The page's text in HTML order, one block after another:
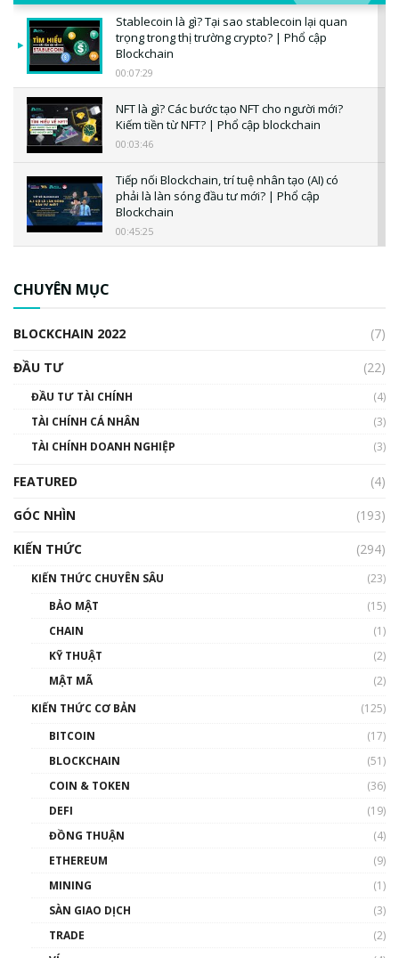
Stablecoin là gì? Tại sao stablecoin lại quan
trọng trong thị trường crypto? | Phổ cập
Blockchain
00:07:29
NFT là gì? Các bước tạo NFT cho người mới?
Kiếm tiền từ NFT? | Phổ cập blockchain
00:03:46
Tiếp nối Blockchain, trí tuệ nhân tạo (AI) có
phải là làn sóng đầu tư mới? | Phổ cập
Blockchain
00:45:25
00:02:14
Nhìn lại năm 2022: Những sự kiện ảnh hưởng
đến hệ sinh thái tiền mã hoá | Phổ cập
00:43:47
như thể nào?
00:39:31
Phổ cập Blockchain
thống & Crypto qua các cuộc chiến | Phổ cập
CHUYÊN MỤC
BLOCKCHAIN 2022
(7)
ĐẦU TƯ
(22)
ĐẦU TƯ TÀI CHÍNH
(4)
TÀI CHÍNH CÁ NHÂN
(3)
TÀI CHÍNH DOANH NGHIỆP
(3)
FEATURED
(4)
GÓC NHÌN
(193)
KIẾN THỨC
(294)
KIẾN THỨC CHUYÊN SÂU
(23)
BẢO MẬT
(15)
CHAIN
(1)
KỸ THUẬT
(2)
MẬT MÃ
(2)
KIẾN THỨC CƠ BẢN
(125)
BITCOIN
(17)
BLOCKCHAIN
(51)
COIN & TOKEN
(36)
DEFI
(19)
ĐỒNG THUẬN
(4)
ETHEREUM
(9)
MINING
(1)
SÀN GIAO DỊCH
(3)
TRADE
(2)